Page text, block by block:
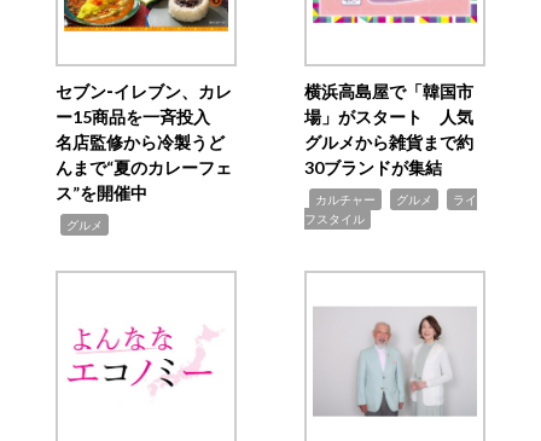
セブン‐イレブン、カレ
ー15商品を一斉投入
名店監修から冷製うど
んまで“夏のカレーフェ
ス”を開催中
グルメ
横浜高島屋で「韓国市
場」がスタート 人気
グルメから雑貨まで約
30ブランドが集結
カルチャー グルメ
ライ
フスタイル